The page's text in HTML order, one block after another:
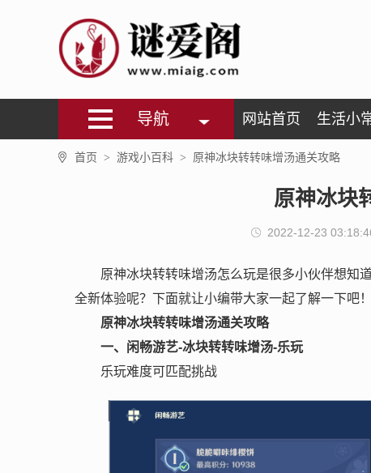
导航 网站首页 生活小
首页 > 游戏小百科 > 原神冰块转转味增汤通关攻略
原神冰块
2022-12-23
原神冰块转转味增汤怎么玩是很多小伙伴想知
全新体验呢？下面就让小编带大家一起了解一下吧！
原神冰块转转味增汤通关攻略
一、闲畅游艺-冰块转转味增汤-乐玩
乐玩难度可匹配挑战